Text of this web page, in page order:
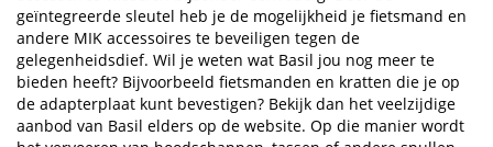
geïntegreerde sleutel heb je de mogelijkheid je fietsmand en
andere MIK accessoires te beveiligen tegen de
gelegenheidsdief. Wil je weten wat Basil jou nog meer te
bieden heeft? Bijvoorbeeld fietsmanden en kratten die je op
de adapterplaat kunt bevestigen? Bekijk dan het veelzijdige
aanbod van Basil elders op de website. Op die manier wordt